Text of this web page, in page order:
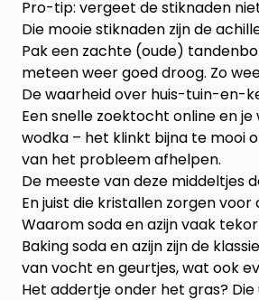
Pro-tip: vergeet de stiknaden
Die mooie stiknaden zijn de
Pak een zachte (oude)
meteen weer goed droog. Zo
De waarheid over huis-tuin-en-
Een snelle zoektocht online en
wodka – het klinkt bijna te mooi
van het probleem afhelpen.
De meeste van deze middeltjes
En juist die kristallen zorgen
Waarom soda en azijn vaak
Baking soda en azijn zijn de
van vocht en geurtjes, wat ook
Het addertje onder het gras?